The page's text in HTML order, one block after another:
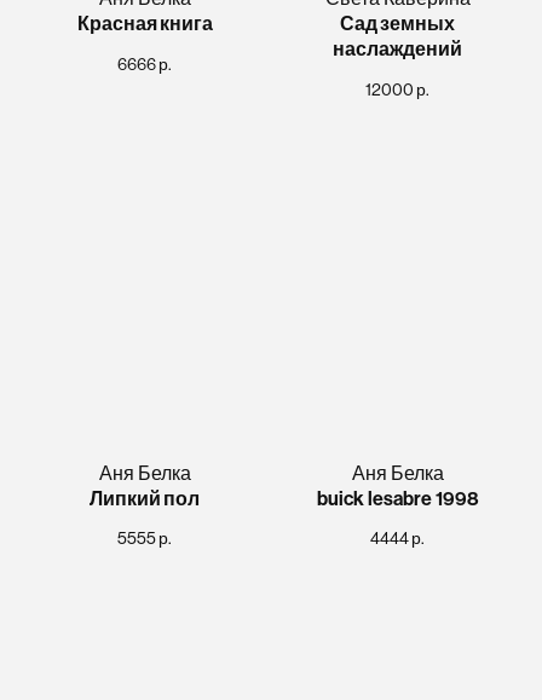
Красная книга
6666 р.
Сад земных
наслаждений
12000 р.
Аня Белка
Липкий пол
5555 р.
Аня Белка
buick lesabre 1998
4444 р.